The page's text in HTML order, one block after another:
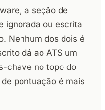
a seção de
ignorada ou escrita
Nenhum dos dois é
dá ao ATS um
chave no topo do
pontuação é mais